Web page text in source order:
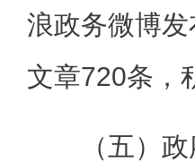
浪政务微博
文章720条，
（五）政